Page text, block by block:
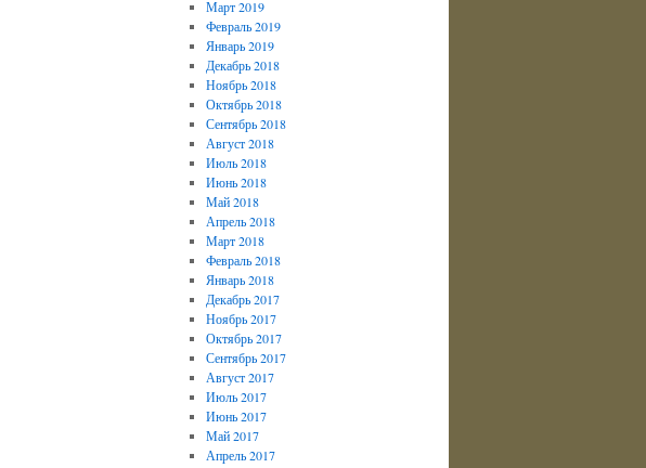
Март 2019
Февраль 2019
Январь 2019
Декабрь 2018
Ноябрь 2018
Октябрь 2018
Сентябрь 2018
Август 2018
Июль 2018
Июнь 2018
Май 2018
Апрель 2018
Март 2018
Февраль 2018
Январь 2018
Декабрь 2017
Ноябрь 2017
Октябрь 2017
Сентябрь 2017
Август 2017
Июль 2017
Июнь 2017
Май 2017
Апрель 2017